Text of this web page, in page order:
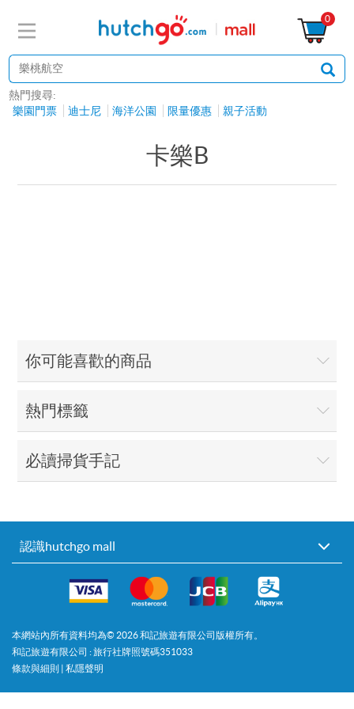
0
熱門搜尋:
樂園門票
迪士尼 海洋公園 限量優惠 親子活動
卡樂B
你可能喜歡的商品
熱門標籤
必讀掃貨手記
認識hutchgo mall
本網站內所有資料均為© 2026和記旅遊有限公司版權所有。
和記旅遊有限公司 : 旅行社牌照號碼351033
條款與細則 | 私隱聲明